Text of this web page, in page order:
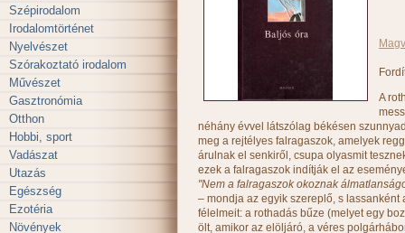
Szépirodalom
Irodalomtörténet
Nyelvészet
Szórakoztató irodalom
Művészet
Gasztronómia
Otthon
Hobbi, sport
Vadászat
Utazás
Egészség
Ezotéria
Növények
A
néhány évvel látszólag békésen
meg a rejtélyes falragaszok, amelyek
árulnak el senkiről, csupa olyasmit
ezek a falragaszok indítják el az
"Nem a falragaszok okoznak
– mondja az egyik szereplő, s
félelmeit: a rothadás bűze (melyet egy
ölt, amikor az elöljáró, a véres